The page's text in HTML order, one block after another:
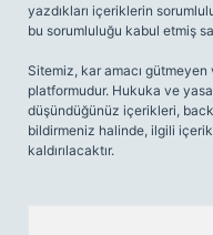
yazdıkları içeriklerin
bu sorumluluğu kabul etmiş
Sitemiz, kar amacı
platformudur. Hukuka ve
düşündüğünüz içerikleri,
bildirmeniz halinde, ilgili
kaldırılacaktır.